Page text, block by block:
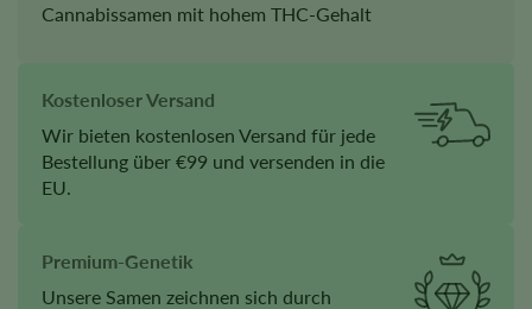
Cannabissamen mit hohem THC-Gehalt
Kostenloser Versand
Wir bieten kostenlosen Versand für jede
Bestellung über €99 und versenden in die
EU.
Premium-Genetik
Unsere Samen zeichnen sich durch